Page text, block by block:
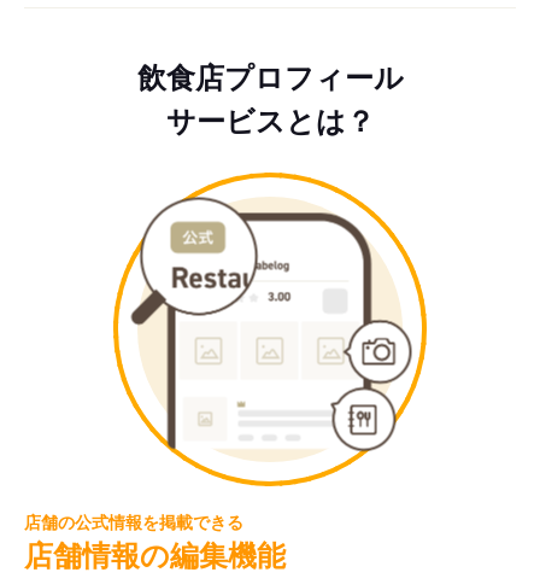
飲食店プロフィール
サービスとは？
店舗の公式情報を掲載できる
店舗情報の編集機能